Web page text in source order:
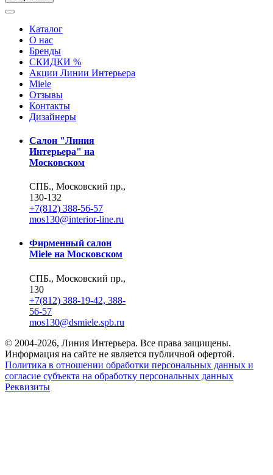
Каталог
О нас
Бренды
СКИДКИ %
Акции Линии Интерьера
Miele
Отзывы
Контакты
Дизайнеры
Салон "Линия
Интерьера" на
Московском
СПБ., Московский пр.,
130-132
+7(812) 388-56-57
mos130@interior-line.ru
Фирменный салон
Miele на Московском
СПБ., Московский пр.,
130
+7(812) 388-19-42, 388-
56-57
mos130@dsmiele.spb.ru
© 2004-2026, Линия Интерьера. Все права защищены.
Информация на сайте не является публичной офертой.
Политика в отношении обработки персональных данных и
согласие субъекта на обработку персональных данных
Реквизиты